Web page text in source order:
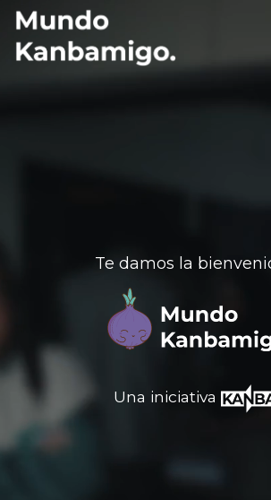
Te damos la
Una iniciativa